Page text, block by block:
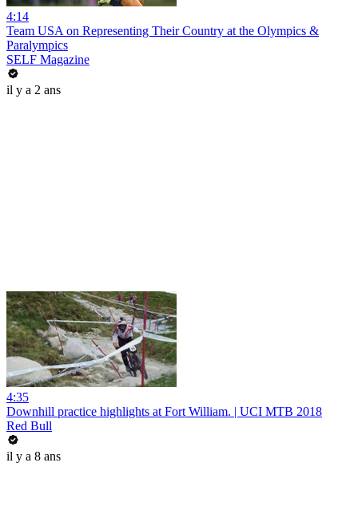
4:14
Team USA on Representing Their Country at the Olympics &
Paralympics
SELF Magazine
il y a 2 ans
4:35
Downhill practice highlights at Fort William. | UCI MTB 2018
Red Bull
il y a 8 ans